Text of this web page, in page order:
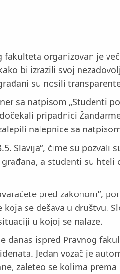
organizovan je
bi izrazili svoj
su nosili
sa natpisom „Studenti
pripadnici
nalepnice sa
Slavija“, čime su pozvali
a studenti su
pred zakonom”,
se dešava u društvu.
u kojoj se nalaze.
ispred Pravnog
Jedan vozač je
zaleteo se kolima